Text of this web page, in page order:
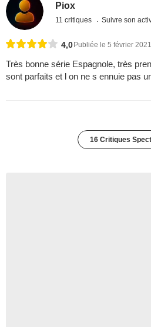
Piox
11 critiques Suivre son
4,0Publiée le 5 février 2021
Très bonne série Espagnole, très
sont parfaits et l on ne s ennuie pas
16 Critiques